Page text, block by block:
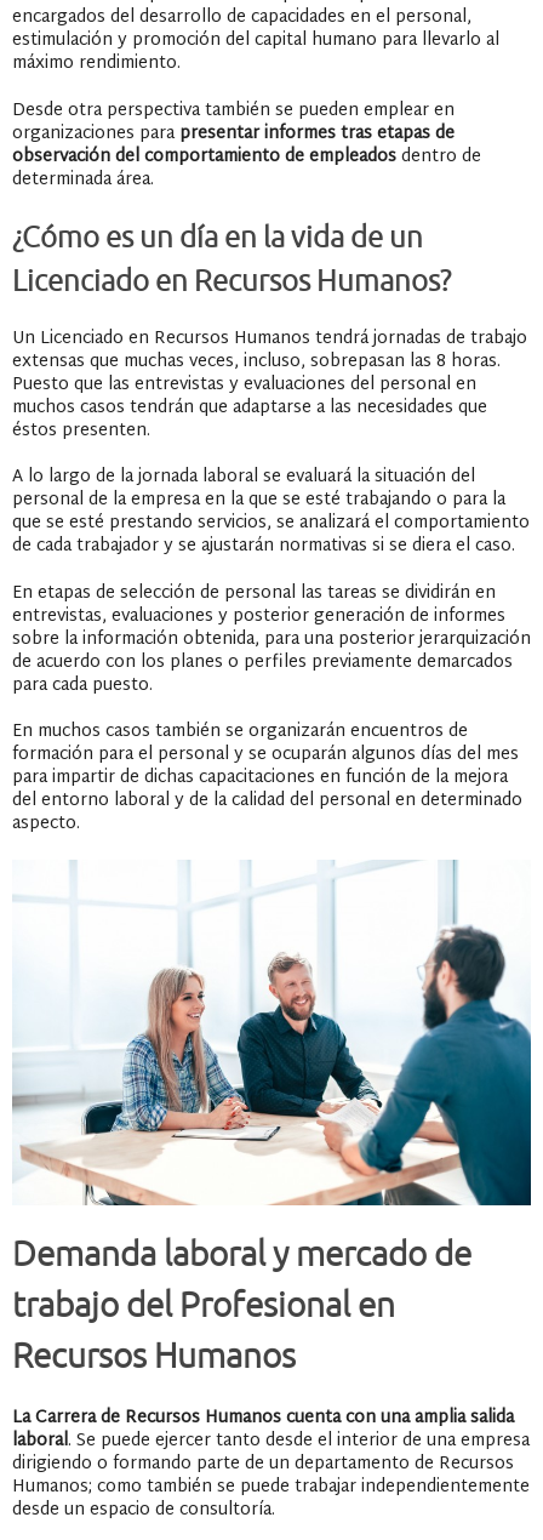
encargados del desarrollo de capacidades en el personal,
estimulación y promoción del capital humano para llevarlo al
máximo rendimiento.
Desde otra perspectiva también se pueden emplear en
organizaciones parapresentar informes tras etapas de
observación del comportamiento de empleadosdentro de
determinada área.
¿Cómo es un día en la vida de un
Licenciado en Recursos Humanos?
Un Licenciado en Recursos Humanos tendrá jornadas de trabajo
extensas que muchas veces, incluso, sobrepasan las 8 horas.
Puesto que las entrevistas y evaluaciones del personal en
muchos casos tendrán que adaptarse a las necesidades que
éstos presenten.
A lo largo de la jornada laboral se evaluará la situación del
personal de la empresa en la que se esté trabajando o para la
que se esté prestando servicios, se analizará el comportamiento
de cada trabajador y se ajustarán normativas si se diera el caso.
En etapas de selección de personal las tareas se dividirán en
entrevistas, evaluaciones y posterior generación de informes
sobre la información obtenida, para una posterior jerarquización
de acuerdo con los planes o perfiles previamente demarcados
para cada puesto.
En muchos casos también se organizarán encuentros de
formación para el personal y se ocuparán algunos días del mes
para impartir de dichas capacitaciones en función de la mejora
del entorno laboral y de la calidad del personal en determinado
aspecto.
Demanda laboral y mercado de
trabajo del Profesional en
Recursos Humanos
La Carrera de Recursos Humanos cuenta con una amplia salida
laboral. Se puede ejercer tanto desde el interior de una empresa
dirigiendo o formando parte de un departamento de Recursos
Humanos; como también se puede trabajar independientemente
desde un espacio de consultoría.